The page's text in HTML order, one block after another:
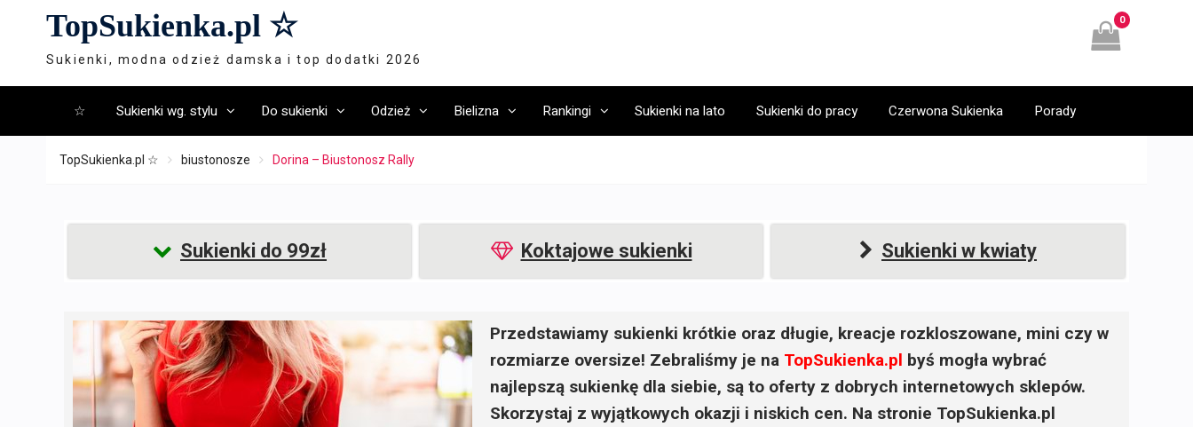
TopSukienka.pl ☆
Sukienki, modna odzież damska i top dodatki 2026
0
☆ Sukienki wg. stylu Do sukienki Odzież Bielizna Rankingi Sukienki na lato Sukienki do pracy Czerwona Sukienka Porady
TopSukienka.pl ☆ biustonosze Dorina – Biustonosz Rally
Sukienki do 99zł Koktajowe sukienki Sukienki w kwiaty
Przedstawiamy sukienki krótkie oraz długie, kreacje rozkloszowane, mini czy w
rozmiarze oversize! Zebraliśmy je na TopSukienka.pl byś mogła wybrać
najlepszą sukienkę dla siebie, są to oferty z dobrych internetowych sklepów.
Skorzystaj z wyjątkowych okazji i niskich cen. Na stronie TopSukienka.pl